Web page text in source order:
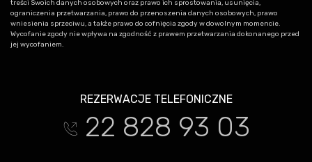
treści Swoich danych osobowych oraz prawo ich sprostowania, usunięcia,
ograniczenia przetwarzania, prawo do przenoszenia danych osobowych, prawo
wniesienia sprzeciwu, a także prawo do cofnięcia zgody w dowolnym momencie.
Wycofanie zgody nie wpływa na zgodność z prawem przetwarzania dokonanego przed
jej wycofaniem.
REZERWACJE TELEFONICZNE
t 22 828 93 03